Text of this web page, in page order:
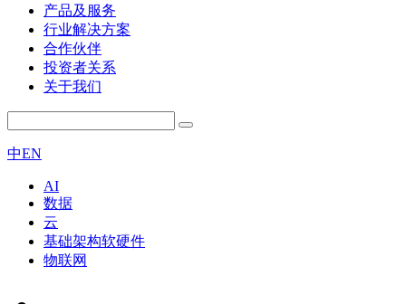
产品及服务
行业解决方案
合作伙伴
投资者关系
关于我们
中EN
AI
数据
云
基础架构软硬件
物联网